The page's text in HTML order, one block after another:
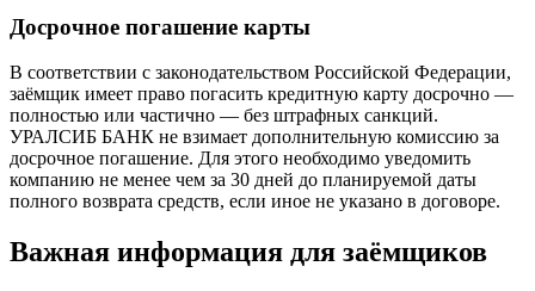
Досрочное погашение карты
В соответствии с законодательством Российской Федерации,
заёмщик имеет право погасить кредитную карту досрочно —
полностью или частично — без штрафных санкций.
УРАЛСИБ БАНК не взимает дополнительную комиссию за
досрочное погашение. Для этого необходимо уведомить
компанию не менее чем за 30 дней до планируемой даты
полного возврата средств, если иное не указано в договоре.
Важная информация для заёмщиков